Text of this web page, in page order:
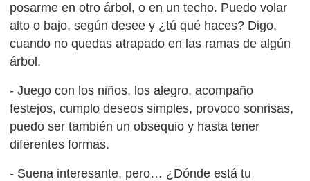
posarme en otro árbol, o en un techo. Puedo volar
alto o bajo, según desee y ¿tú qué haces? Digo,
cuando no quedas atrapado en las ramas de algún
árbol.
- Juego con los niños, los alegro, acompaño
festejos, cumplo deseos simples, provoco sonrisas,
puedo ser también un obsequio y hasta tener
diferentes formas.
- Suena interesante, pero… ¿Dónde está tu